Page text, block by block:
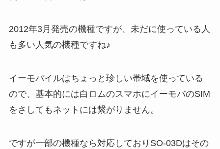
2012年3月発売の機種ですが、未だに使っている人
も多い人気の機種ですね♪
イーモバイルはちょっと珍しい帯域を使っている
ので、基本的には白ロムのスマホにイーモバのSIM
をさしてもネットには繋がりません。
ですが一部の機種なら対応しておりSO-03Dはその